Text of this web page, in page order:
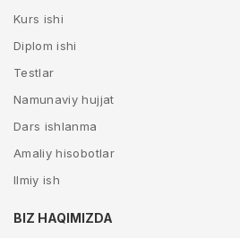
Kurs ishi
Diplom ishi
Testlar
Namunaviy hujjat
Dars ishlanma
Amaliy hisobotlar
Ilmiy ish
BIZ HAQIMIZDA